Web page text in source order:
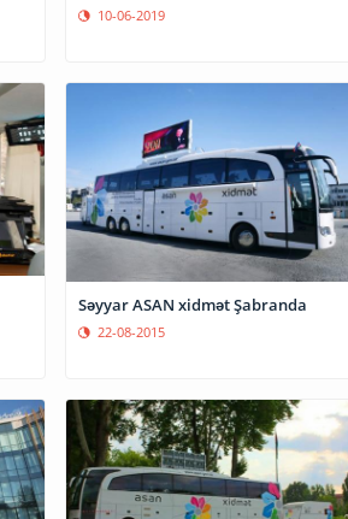
10-06-2019
Səyyar ASAN xidmət Şabranda
22-08-2015